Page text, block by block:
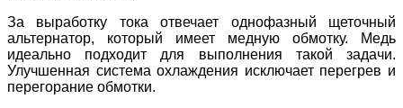
За выработку тока отвечает однофазный щеточный
альтернатор, который имеет медную обмотку. Медь
идеально подходит для выполнения такой задачи.
Улучшенная система охлаждения исключает перегрев и
перегорание обмотки.